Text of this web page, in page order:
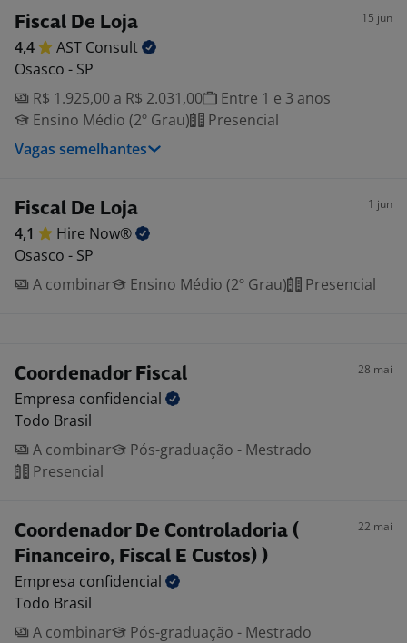
Fiscal De Loja 15 jun
4,4 AST Consult
Osasco - SP
R$ 1.925,00 a R$ 2.031,00
Entre 1 e 3 anos
Ensino Médio (2º Grau)
Presencial
Vagas semelhantes
Fiscal De Loja 1 jun
4,1 Hire Now®
Osasco - SP
A combinar
Ensino Médio (2º Grau) Presencial
Coordenador Fiscal 28 mai
Empresa confidencial
Todo Brasil
A combinar
Pós-graduação - Mestrado
Presencial
Coordenador De Controladoria (
Financeiro, Fiscal E Custos) )
22 mai
Empresa confidencial
Todo Brasil
A combinar
Pós-graduação - Mestrado